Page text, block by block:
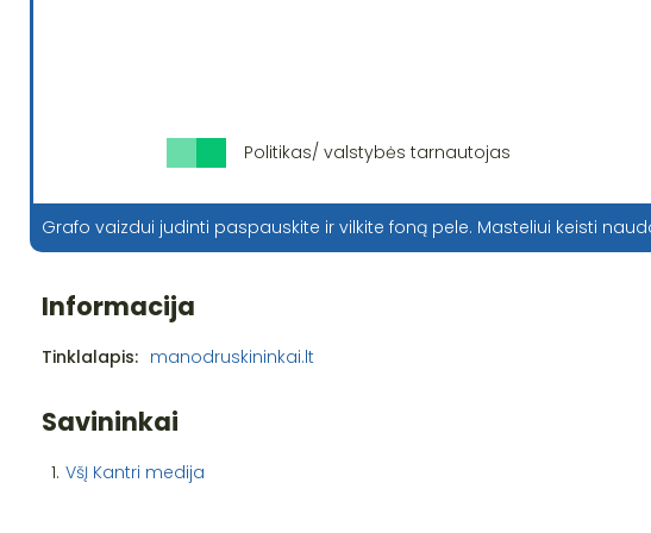
Politikas/ valstybės tarnautojas
Grafo vaizdui judinti paspauskite ir vilkite foną pele. Masteliui keisti
Informacija
Tinklalapis: manodruskininkai.lt
Savininkai
1. VšĮ Kantri medija